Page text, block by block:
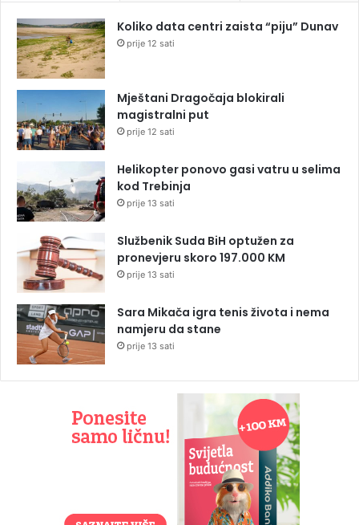
Koliko data centri zaista “piju” Dunav
prije 12 sati
Mještani Dragočaja blokirali
magistralni put
prije 12 sati
Helikopter ponovo gasi vatru u selima
kod Trebinja
prije 13 sati
Službenik Suda BiH optužen za
pronevjeru skoro 197.000 KM
prije 13 sati
Sara Mikača igra tenis života i nema
namjeru da stane
prije 13 sati